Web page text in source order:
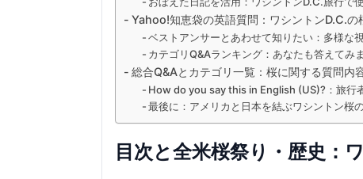
Yahoo!知恵袋の英語質問：ワシントンD.C.の
ベストアンサーとあわせて知りたい：多様な
カテゴリQ&Aランキング：あなたも答えてみ
総合Q&Aとカテゴリ一覧：桜に関する質問内
How do you say this in English (US)?：旅行
最後に：アメリカと日本を結ぶワシントン桜
目次と全米桜祭り・歴史：